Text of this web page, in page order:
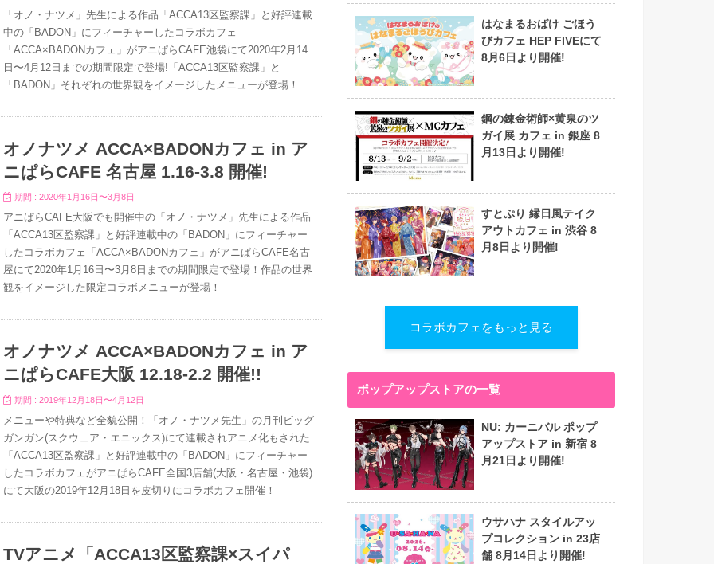
「オノ・ナツメ」先生による作品「ACCA13区監察課」と好評連載
中の「BADON」にフィーチャーしたコラボカフェ
「ACCA×BADONカフェ」がアニぱらCAFE池袋にて2020年2月14
日〜4月12日までの期間限定で登場!「ACCA13区監察課」と
「BADON」それぞれの世界観をイメージしたメニューが登場！
オノナツメ ACCA×BADONカフェ in ア
ニぱらCAFE 名古屋 1.16-3.8 開催!
期間 : 2020年1月16日〜3月8日
アニぱらCAFE大阪でも開催中の「オノ・ナツメ」先生による作品
「ACCA13区監察課」と好評連載中の「BADON」にフィーチャー
したコラボカフェ「ACCA×BADONカフェ」がアニぱらCAFE名古
屋にて2020年1月16日〜3月8日までの期間限定で登場！作品の世界
観をイメージした限定コラボメニューが登場！
オノナツメ ACCA×BADONカフェ in ア
ニぱらCAFE大阪 12.18-2.2 開催!!
期間 : 2019年12月18日〜4月12日
メニューや特典など全貌公開！「オノ・ナツメ先生」の月刊ビッグ
ガンガン(スクウェア・エニックス)にて連載されアニメ化もされた
「ACCA13区監察課」と好評連載中の「BADON」にフィーチャー
したコラボカフェがアニぱらCAFE全国3店舗(大阪・名古屋・池袋)
にて大阪の2019年12月18日を皮切りにコラボカフェ開催！
TVアニメ「ACCA13区監察課×スイパ
はなまるおばけ ごほう
びカフェ HEP FIVEにて
8月6日より開催!
鋼の錬金術師×黄泉のツ
ガイ展 カフェ in 銀座 8
月13日より開催!
すとぷり 縁日風テイク
アウトカフェ in 渋谷 8
月8日より開催!
コラボカフェをもっと見る
ポップアップストアの一覧
NU: カーニバル ポップ
アップストア in 新宿 8
月21日より開催!
ウサハナ スタイルアッ
プコレクション in 23店
舗 8月14日より開催!